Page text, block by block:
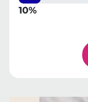
10%